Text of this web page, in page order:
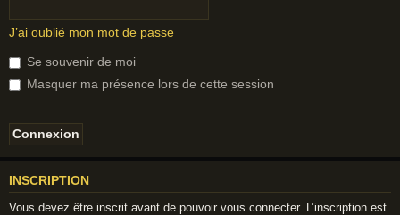
J’ai oublié mon mot de passe
Se souvenir de moi
Masquer ma présence lors de cette session
INSCRIPTION
Vous devez être inscrit avant de pouvoir vous connecter. L’inscription est